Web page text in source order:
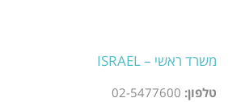
משרד ראשי – ISRAEL
טלפון: